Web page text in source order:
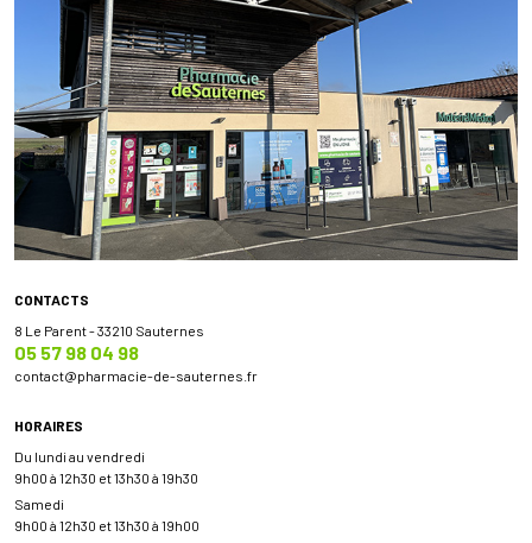
CONTACTS
8 Le Parent - 33210 Sauternes
05 57 98 04 98
contact@pharmacie-de-sauternes.fr
HORAIRES
Du lundi au vendredi
9h00 à 12h30 et 13h30 à 19h30
Samedi
9h00 à 12h30 et 13h30 à 19h00